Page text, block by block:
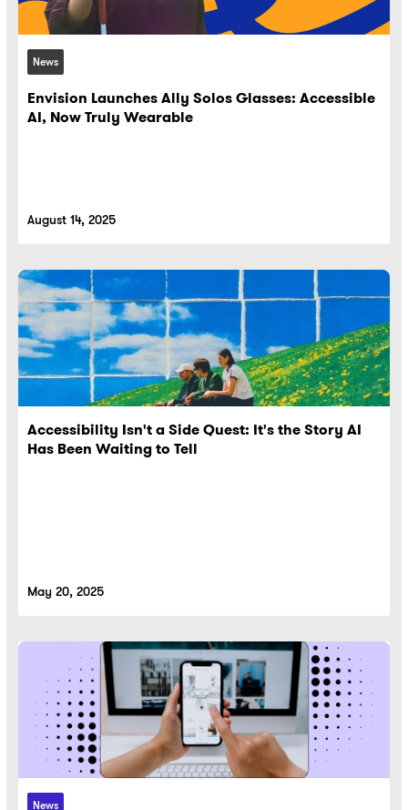
News
Envision Launches Ally Solos Glasses: Accessible
AI, Now Truly Wearable
August 14, 2025
Accessibility Isn't a Side Quest: It's the Story AI
Has Been Waiting to Tell
May 20, 2025
News